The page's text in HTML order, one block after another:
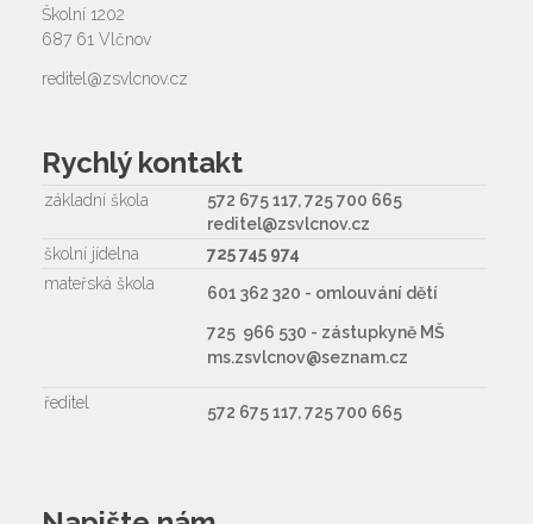
Školní 1202
687 61 Vlčnov
reditel@zsvlcnov.cz
Rychlý kontakt
základní škola
572 675 117, 725 700 665
reditel@zsvlcnov.cz
školní jídelna
725 745 974
mateřská škola
601 362 320 - omlouvání dětí
725 966 530 - zástupkyně MŠ
ms.zsvlcnov@seznam.cz
ředitel 572 675 117, 725 700 665